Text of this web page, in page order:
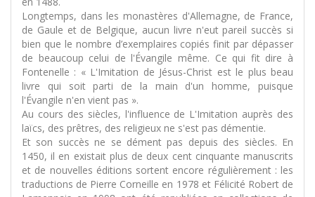
Longtemps, dans les monastères d'Allemagne, de France,
de Gaule et de Belgique, aucun livre n'eut pareil succès si
bien que le nombre d’exemplaires copiés finit par dépasser
de beaucoup celui de l'Évangile même. Ce qui fit dire à
Fontenelle : « L'Imitation de Jésus-Christ est le plus beau
livre qui soit parti de la main d'un homme, puisque
l'Évangile n'en vient pas ».
Au cours des siècles, l'influence de L'Imitation auprès des
laïcs, des prêtres, des religieux ne s'est pas démentie.
Et son succès ne se dément pas depuis des siècles. En
1450, il en existait plus de deux cent cinquante manuscrits
et de nouvelles éditions sortent encore régulièrement : les
traductions de Pierre Corneille en 1978 et Félicité Robert de